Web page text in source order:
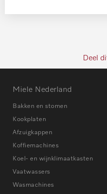
Deel
Miele Nederland
Bakken en stomen
Kookplaten
Afzuigkappen
Koffiemachines
Koel- en wijnklimaatkasten
Vaatwassers
Wasmachines